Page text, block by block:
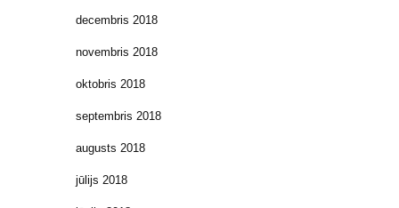
decembris 2018
novembris 2018
oktobris 2018
septembris 2018
augusts 2018
jūlijs 2018